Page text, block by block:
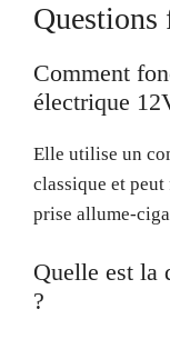
Questions
Comment
électrique
Elle utilise un
classique et
prise allume-
Quelle est la
?